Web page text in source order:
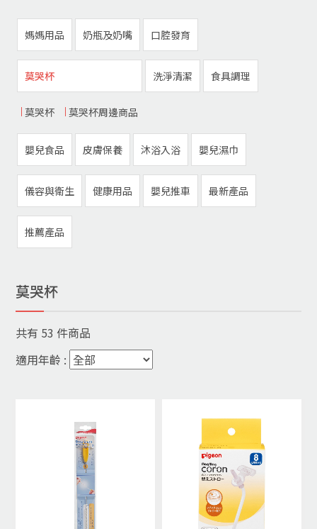
媽媽用品 奶瓶及奶嘴 口腔發育
莫哭杯
莫哭杯 莫哭杯周邊商品
洗淨清潔 食具調理
嬰兒食品 皮膚保養 沐浴入浴 嬰兒濕巾
儀容與衛生 健康用品 嬰兒推車 最新產品
推薦產品
莫哭杯
共有 53 件商品
適用年齡 :